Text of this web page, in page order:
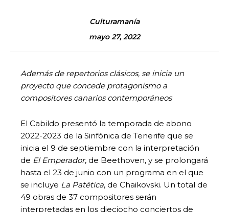
Culturamanía
mayo 27, 2022
Además de repertorios clásicos, se inicia un
proyecto que concede protagonismo a
compositores canarios contemporáneos
El Cabildo presentó la temporada de abono
2022-2023 de la Sinfónica de Tenerife que se
inicia el 9 de septiembre con la interpretación
de El Emperador, de Beethoven, y se prolongará
hasta el 23 de junio con un programa en el que
se incluye La Patética, de Chaikovski. Un total de
49 obras de 37 compositores serán
interpretadas en los dieciocho conciertos de